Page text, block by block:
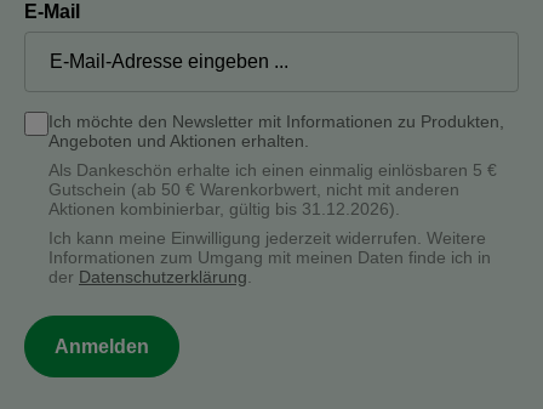
E-Mail
Ich möchte den Newsletter mit Informationen zu Produkten,
Angeboten und Aktionen erhalten.
Als Dankeschön erhalte ich einen einmalig einlösbaren 5 €
Gutschein (ab 50 € Warenkorbwert, nicht mit anderen
Aktionen kombinierbar, gültig bis 31.12.2026).
Ich kann meine Einwilligung jederzeit widerrufen. Weitere
Informationen zum Umgang mit meinen Daten finde ich in
der Datenschutzerklärung.
Anmelden